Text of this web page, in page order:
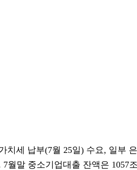
치세 납부(7월 25일) 수요, 일부
월말 중소기업대출 잔액은 1057